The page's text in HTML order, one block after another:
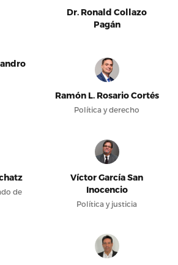
Dr. Ronald Collazo
Pagán
Ramón L. Rosario Cortés
Política y derecho
de
Víctor García San
Inocencio
Política y justicia